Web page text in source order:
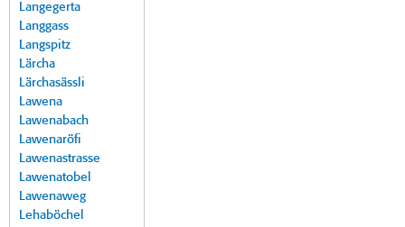
Langegerta
Langgass
Langspitz
Lärcha
Lärchasässli
Lawena
Lawenabach
Lawenaröfi
Lawenastrasse
Lawenatobel
Lawenaweg
Lehaböchel